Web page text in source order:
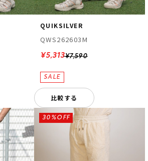
QUIKSILVER
QWS262603M
¥7,590
¥5,313
比較する
30%OFF